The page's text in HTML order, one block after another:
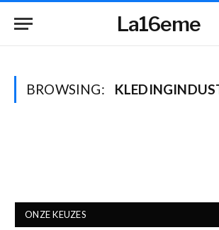
La16eme
BROWSING:
ONZE KEUZES